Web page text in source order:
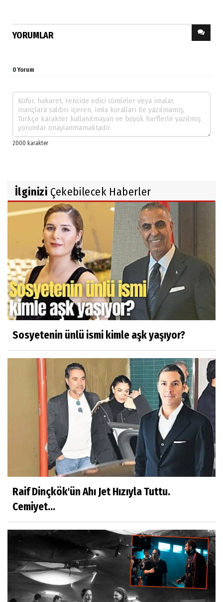
YORUMLAR
0 Yorum
İlginizi Çekebilecek Haberler
Sosyetenin ünlü ismi kimle aşk yaşıyor?
Raif Dinçkök'ün Ahı Jet Hızıyla Tuttu.
Cemiyet...